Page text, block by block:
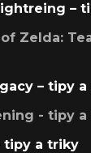
–
Zelda:
– tipy
- tipy
tipy a triky